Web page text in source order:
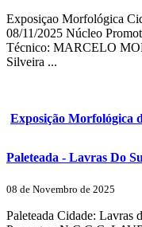
Exposiçao Morfológica
08/11/2025 Núcleo
Técnico: MARCELO
Silveira ...
Exposição Morfológica
Paleteada - Lavras Do
08 de Novembro de 2025
Paleteada Cidade: Lavras